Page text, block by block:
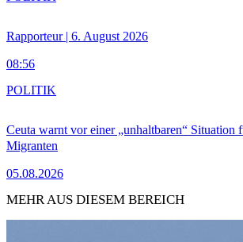
Rapporteur | 6. August 2026
08:56
Ceuta warnt vor einer „unhaltbaren“ Situation
Migranten
05.08.2026
POLITIK
MEHR AUS DIESEM BEREICH